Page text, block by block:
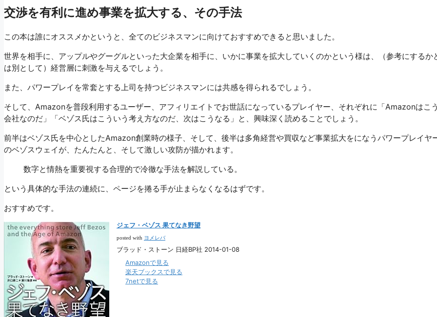
交渉を有利に進め事業を拡大する、その手法
この本は誰にオススメかというと、全てのビジネスマンに向けておすすめできると思いました。
世界を相手に、アップルやグーグルといった大企業を相手に、いかに事業を拡大していくのかという様は、（参考にするか
は別として）経営層に刺激を与えるでしょう。
また、パワープレイを常套とする上司を持つビジネスマンには共感を得られるでしょう。
そして、Amazonを普段利用するユーザー、アフィリエイトでお世話になっているプレイヤー、それぞれに「Amazonはこ
会社なのだ」「ベゾス氏はこういう考え方なのだ、次はこうなる」と、興味深く読めることでしょう。
前半はベゾス氏を中心としたAmazon創業時の様子、そして、後半は多角経営や買収など事業拡大をになうパワープレイヤ
のベゾスウェイが、たんたんと、そして激しい攻防が描かれます。
数字と情熱を重要視する合理的で冷徹な手法を解説している。
という具体的な手法の連続に、ページを捲る手が止まらなくなるはずです。
おすすめです。
ジェフ・ベゾス 果てなき野望
posted with ヨメレバ
ブラッド・ストーン 日経BP社 2014-01-08
Amazonで見る
楽天ブックスで見る
7netで見る